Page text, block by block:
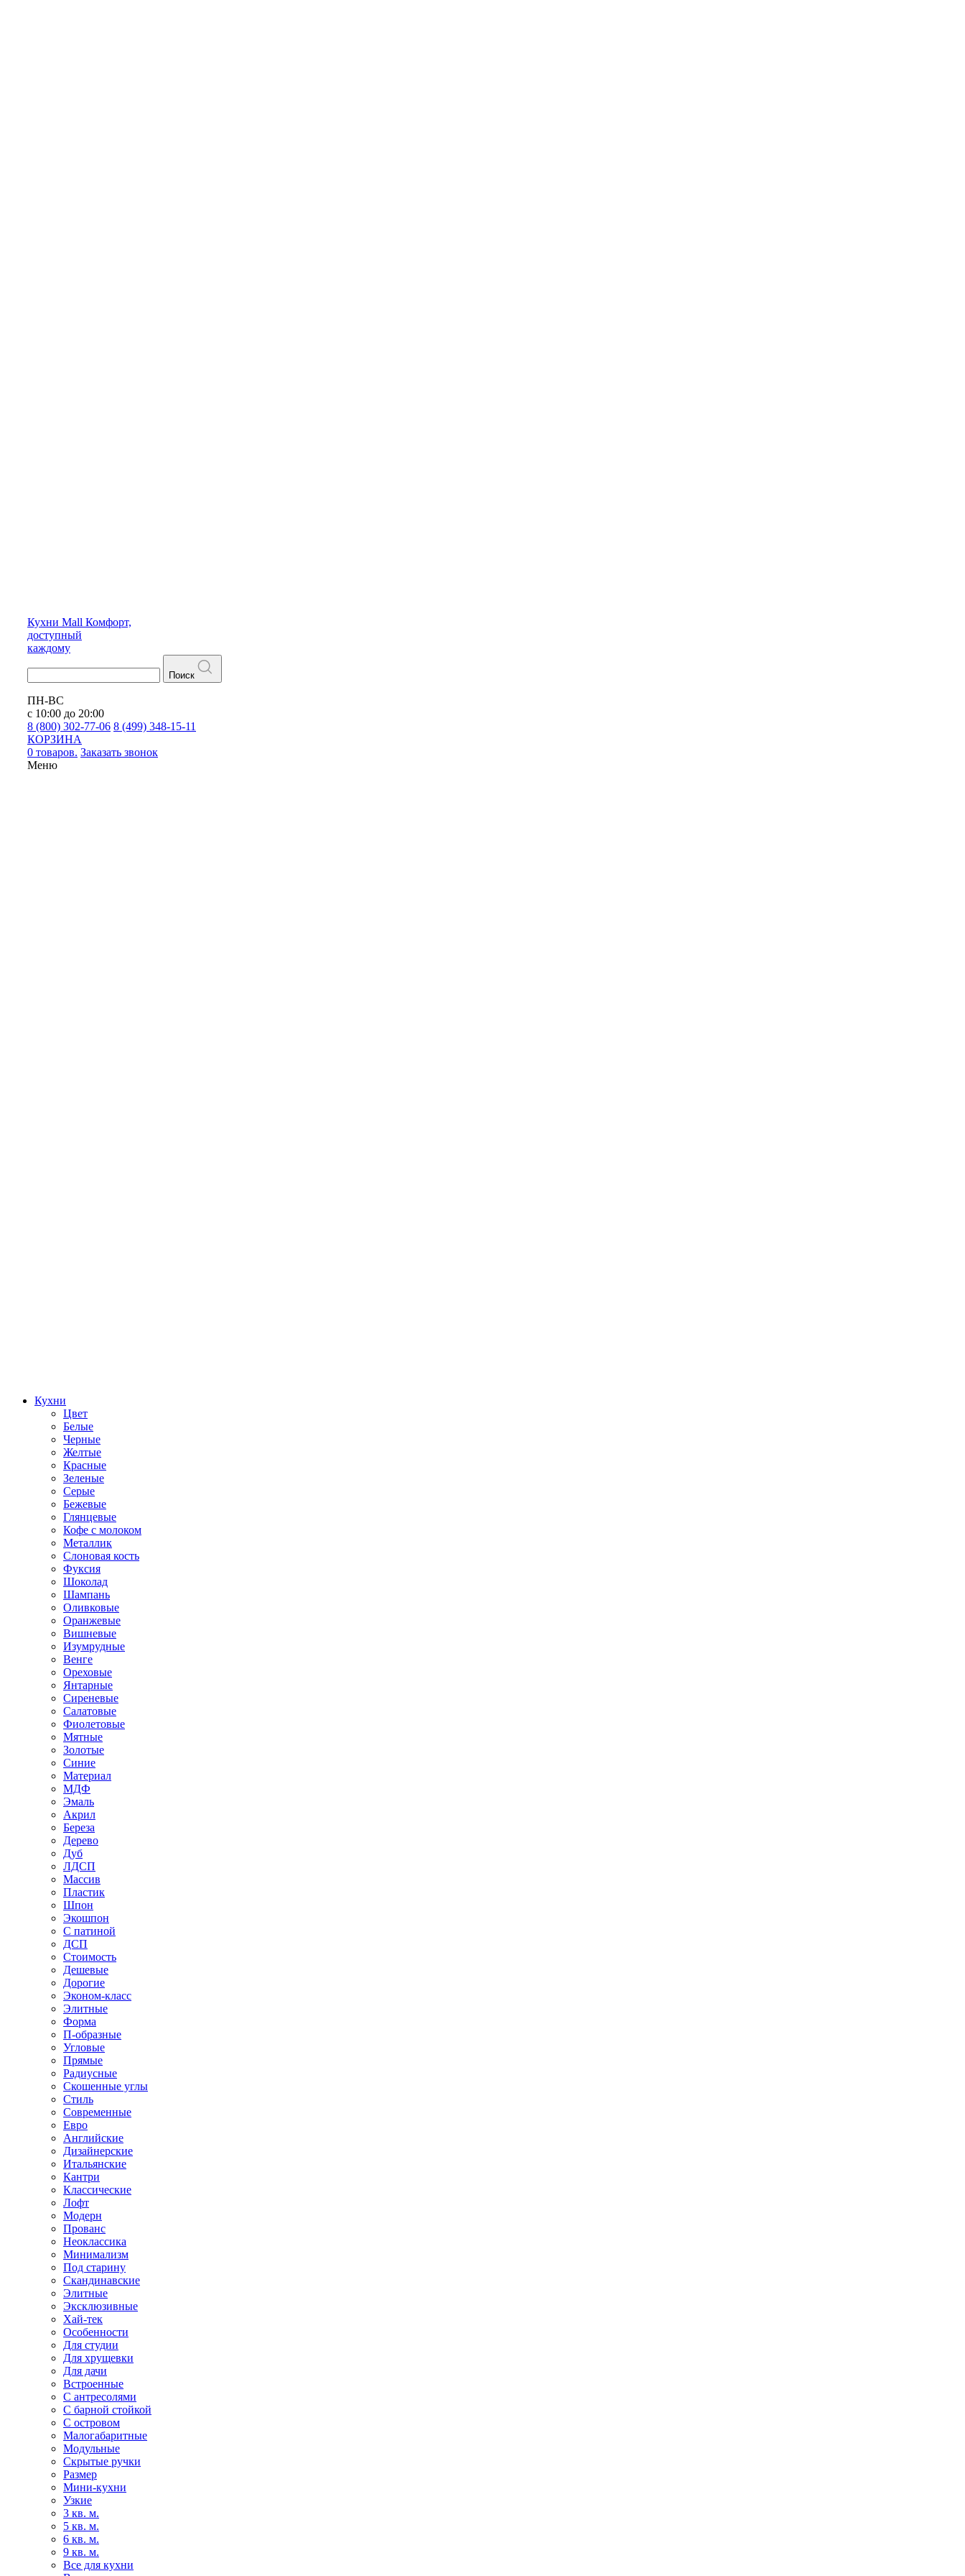
Кухни Mall Комфорт,
доступный
каждому
Поиск
ПН-ВС
с 10:00 до 20:00
8 (800) 302-77-06 8 (499) 348-15-11
КОРЗИНА
0 товаров. Заказать звонок
Меню
Кухни
Цвет
Белые
Черные
Желтые
Красные
Зеленые
Серые
Бежевые
Глянцевые
Кофе с молоком
Металлик
Слоновая кость
Фуксия
Шоколад
Шампань
Оливковые
Оранжевые
Вишневые
Изумрудные
Венге
Ореховые
Янтарные
Сиреневые
Салатовые
Фиолетовые
Мятные
Золотые
Синие
Материал
МДФ
Эмаль
Акрил
Береза
Дерево
Дуб
ЛДСП
Массив
Пластик
Шпон
Экошпон
С патиной
ДСП
Стоимость
Дешевые
Дорогие
Эконом-класс
Элитные
Форма
П-образные
Угловые
Прямые
Радиусные
Скошенные углы
Стиль
Современные
Евро
Английские
Дизайнерские
Итальянские
Кантри
Классические
Лофт
Модерн
Прованс
Неоклассика
Минимализм
Под старину
Скандинавские
Элитные
Эксклюзивные
Хай-тек
Особенности
Для студии
Для хрущевки
Для дачи
Встроенные
С антресолями
С барной стойкой
С островом
Малогабаритные
Модульные
Скрытые ручки
Размер
Мини-кухни
Узкие
3 кв. м.
5 кв. м.
6 кв. м.
9 кв. м.
Все для кухни